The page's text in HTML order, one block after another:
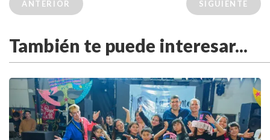
ANTERIOR SIGUIENTE
También te puede interesar...